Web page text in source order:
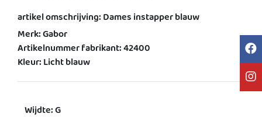
artikel omschrijving: Dames instapper blauw
Merk: Gabor
Artikelnummer fabrikant: 42400
Kleur: Licht blauw
Wijdte: G